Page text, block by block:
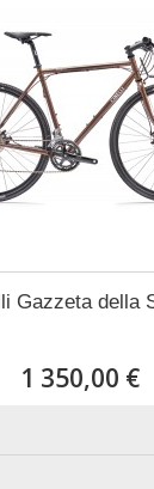
Gazzeta della
1 350,00 €